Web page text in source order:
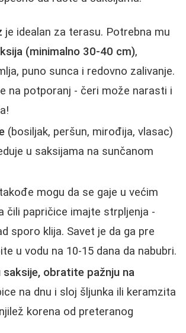
je idealan za terasu. Potrebna mu
(minimalno 30-40 cm),
puno sunca i redovno zalivanje.
na potporanj - čeri može narasti i
(bosiljak, peršun, mirođija, vlasac)
u saksijama na sunčanom
takođe mogu da se gaje u većim
čili papričice imajte strpljenja -
sporo klija. Savet je da ga pre
u vodu na 10-15 dana da nabubri.
saksije, obratite pažnju na
na dnu i sloj šljunka ili keramzita
korena od preteranog